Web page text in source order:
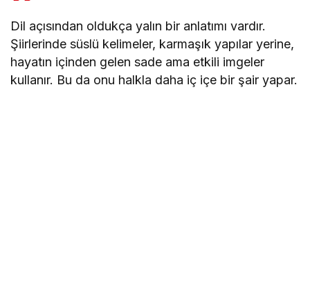
Dil açısından oldukça yalın bir anlatımı vardır.
Şiirlerinde süslü kelimeler, karmaşık yapılar yerine,
hayatın içinden gelen sade ama etkili imgeler
kullanır. Bu da onu halkla daha iç içe bir şair yapar.